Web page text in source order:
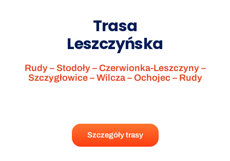
Trasa
Leszczyńska
Rudy – Stodoły – Czerwionka-Leszczyny –
Szczygłowice – Wilcza – Ochojec – Rudy
Szczegóły trasy